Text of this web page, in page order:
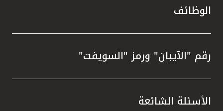
الوظائف
رقم "الآيبان" ورمز "السويفت"
الأسئلة الشائعة